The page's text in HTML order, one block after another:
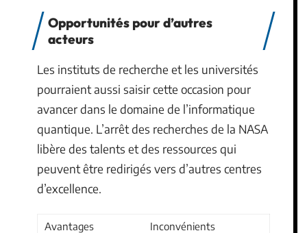
Opportunités pour d’autres
acteurs
Les instituts de recherche et les universités
pourraient aussi saisir cette occasion pour
avancer dans le domaine de l’informatique
quantique. L’arrêt des recherches de la NASA
libère des talents et des ressources qui
peuvent être redirigés vers d’autres centres
d’excellence.
Avantages
Inconvénients